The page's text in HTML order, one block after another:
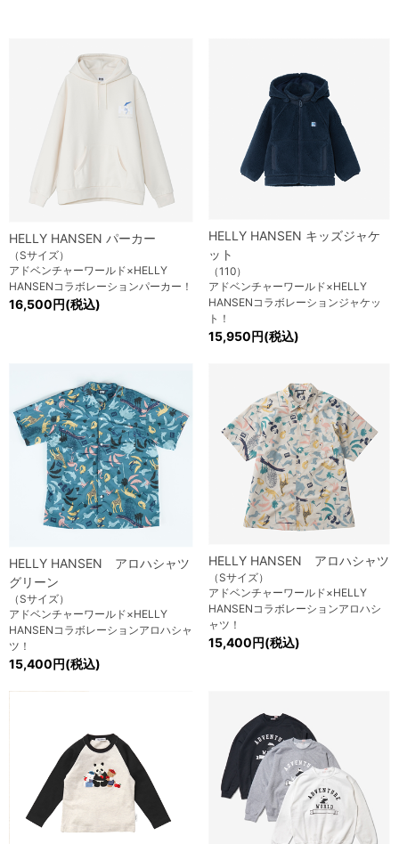
HELLY HANSEN パーカー
（Sサイズ）
アドベンチャーワールド×HELLY
HANSENコラボレーションパーカー！
16,500円(税込)
HELLY HANSEN キッズジャケ
ット
（110）
アドベンチャーワールド×HELLY
HANSENコラボレーションジャケッ
ト！
15,950円(税込)
HELLY HANSEN アロハシャツ
グリーン
（Sサイズ）
アドベンチャーワールド×HELLY
HANSENコラボレーションアロハシャ
ツ！
15,400円(税込)
HELLY HANSEN アロハシャツ
（Sサイズ）
アドベンチャーワールド×HELLY
HANSENコラボレーションアロハシ
ャツ！
15,400円(税込)